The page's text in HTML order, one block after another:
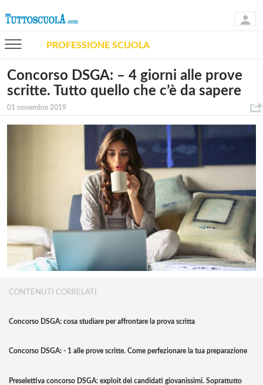
PROFESSIONE SCUOLA
Concorso DSGA: – 4 giorni alle prove
scritte. Tutto quello che c’è da sapere
01 novembre 2019
CONTENUTI CORRELATI
Concorso DSGA: cosa studiare per affrontare la prova scritta
Concorso DSGA: - 1 alle prove scritte. Come perfezionare la tua preparazione
Preselettiva concorso DSGA: exploit dei candidati giovanissimi. Soprattutto